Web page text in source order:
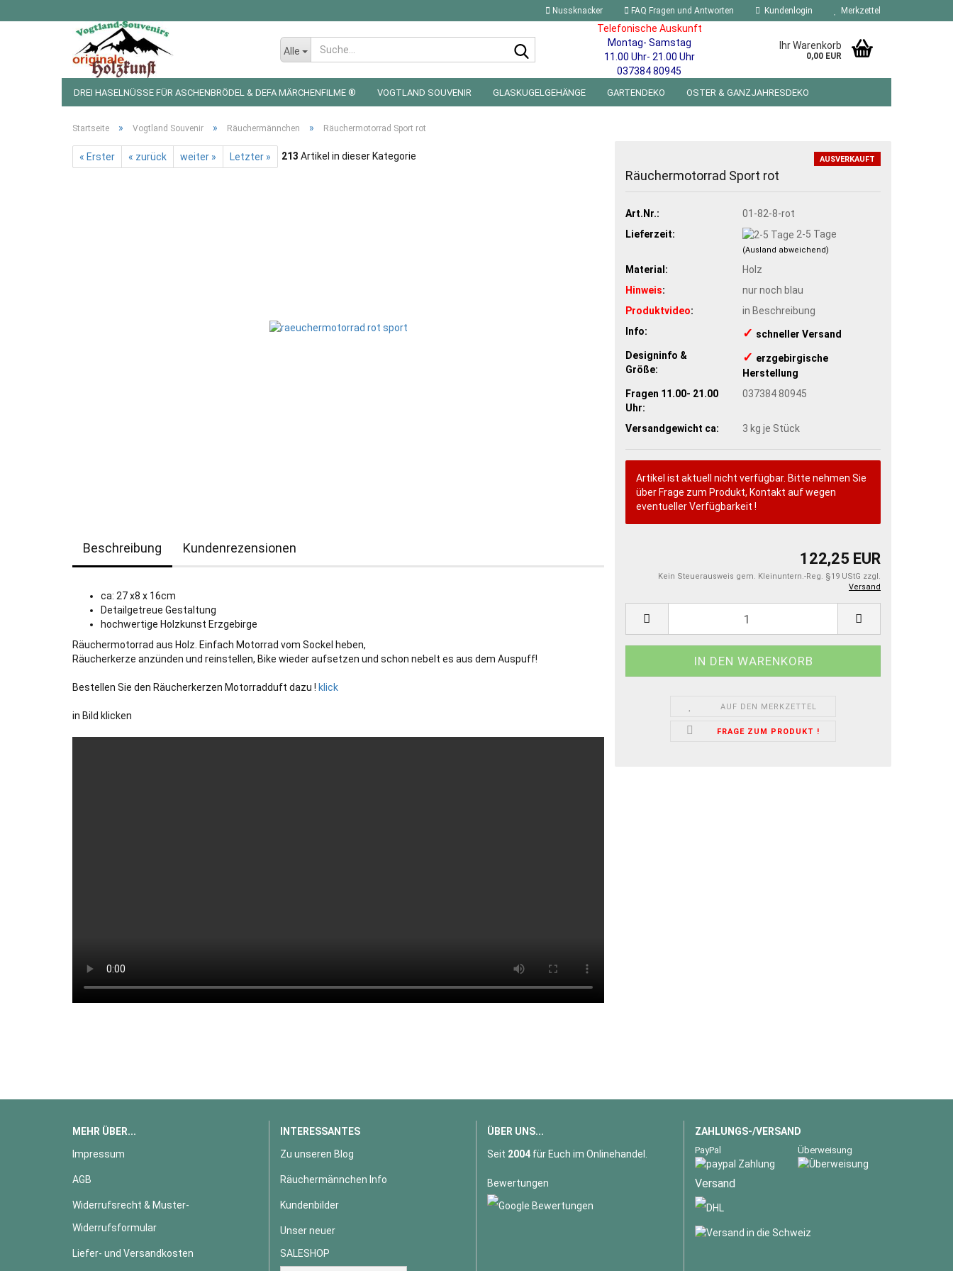
Nussknacker FAQ Fragen und Antworten Kundenlogin Merkzettel
Alle
Telefonische Auskunft
Montag- Samstag
11.00 Uhr- 21.00 Uhr
037384 80945
Ihr Warenkorb
0,00 EUR
DREI HASELNÜSSE FÜR ASCHENBRÖDEL & DEFA MÄRCHENFILME ® VOGTLAND SOUVENIR GLASKUGELGEHÄNGE GARTENDEKO OSTER & GANZJAHRESDEKO
%SONDERANGEBOTE%
Startseite » Vogtland Souvenir » Räuchermännchen » Räuchermotorrad Sport rot
« Erster « zurück weiter » Letzter » 213 Artikel in dieser Kategorie AUSVERKAUFT
Räuchermotorrad Sport rot
Art.Nr.:
01-82-8-rot
Lieferzeit:
2-5 Tage
(Ausland abweichend)
Material:
Holz
Hinweis:
nur noch blau
Produktvideo:
in Beschreibung
Info:
✓ ​schneller Versand
Designinfo &
Größe:
✓ ​erzgebirgische
Herstellung
Fragen 11.00- 21.00
Uhr:
037384 80945
Versandgewicht ca: 3 kg je Stück
Artikel ist aktuell nicht verfügbar. Bitte nehmen Sie
über Frage zum Produkt, Kontakt auf wegen
eventueller Verfügbarkeit !
122,25 EUR
Kein Steuerausweis gem. Kleinuntern.-Reg. §19 UStG zzgl.
Versand
AUF DEN MERKZETTEL
FRAGE ZUM PRODUKT !
Beschreibung Kundenrezensionen
ca: 27 x8 x 16cm
Detailgetreue Gestaltung
hochwertige Holzkunst Erzgebirge
Räuchermotorrad aus Holz. Einfach Motorrad vom Sockel heben,
Räucherkerze anzünden und reinstellen, Bike wieder aufsetzen und schon nebelt es aus dem Auspuff!
Bestellen Sie den Räucherkerzen Motorradduft dazu ! klick
in Bild klicken
MEHR ÜBER...
Impressum
AGB
Widerrufsrecht & Muster-
Widerrufsformular
Liefer- und Versandkosten
INTERESSANTES
Zu unseren Blog
Räuchermännchen Info
Kundenbilder
Unser neuer
SALESHOP
ÜBER UNS...
Seit 2004 für Euch im Onlinehandel.
Bewertungen
ZAHLUNGS-/VERSAND
PayPal Überweisung
Versand